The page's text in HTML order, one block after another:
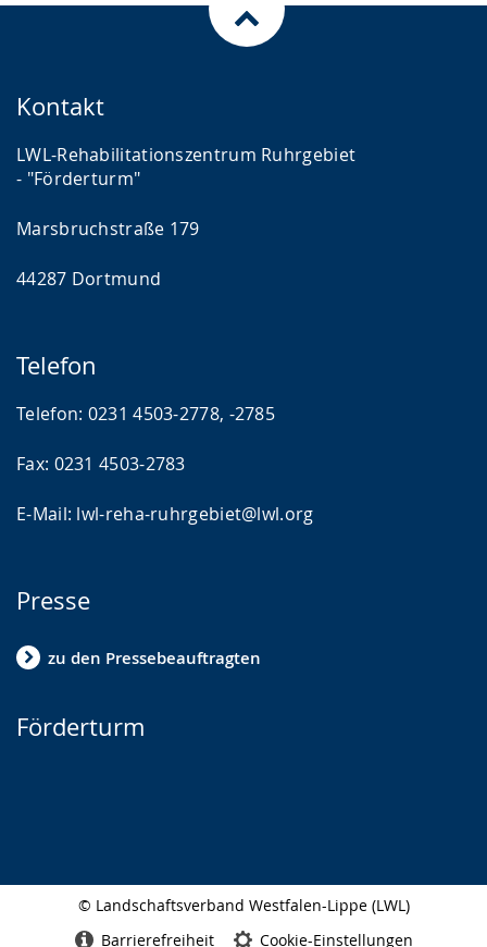
Kontakt
LWL-Rehabilitationszentrum Ruhrgebiet
- "Förderturm"
Marsbruchstraße 179
44287 Dortmund
Telefon
Telefon: 0231 4503-2778, -2785
Fax: 0231 4503-2783
E-Mail: lwl-reha-ruhrgebiet@lwl.org
Presse
zu den Pressebeauftragten
Förderturm
© Landschaftsverband Westfalen-Lippe (LWL)
Barrierefreiheit Cookie-Einstellungen